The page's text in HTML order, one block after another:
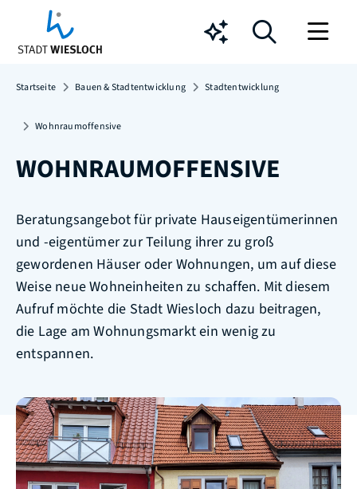
Chatbot
Startseite Bauen & Stadtentwicklung Stadtentwicklung
Wohnraumoffensive
WOHNRAUMOFFENSIVE
Beratungsangebot für private Hauseigentümerinnen
und -eigentümer zur Teilung ihrer zu groß
gewordenen Häuser oder Wohnungen, um auf diese
Weise neue Wohneinheiten zu schaffen. Mit diesem
Aufruf möchte die Stadt Wiesloch dazu beitragen,
die Lage am Wohnungsmarkt ein wenig zu
entspannen.